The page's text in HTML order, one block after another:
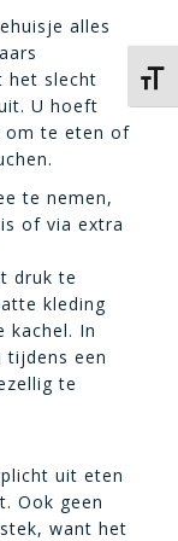
alles
het slecht
U hoeft
om te eten of
te nemen,
of via extra
druk te
kleding
kachel. In
tijdens een
te
uit eten
Ook geen
want het